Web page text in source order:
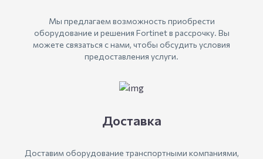
Мы предлагаем возможность приобрести
оборудование и решения Fortinet в рассрочку. Вы
можете связаться с нами, чтобы обсудить условия
предоставления услуги.
Доставка
Доставим оборудование транспортными компаниями,